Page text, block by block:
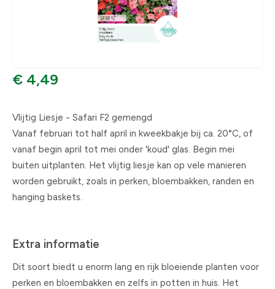
€ 4,49
Vlijtig Liesje - Safari F2 gemengd
Vanaf februari tot half april in kweekbakje bij ca. 20°C, of
vanaf begin april tot mei onder 'koud' glas. Begin mei
buiten uitplanten. Het vlijtig liesje kan op vele manieren
worden gebruikt, zoals in perken, bloembakken, randen en
hanging baskets.
Extra informatie
Dit soort biedt u enorm lang en rijk bloeiende planten voor
perken en bloembakken en zelfs in potten in huis. Het